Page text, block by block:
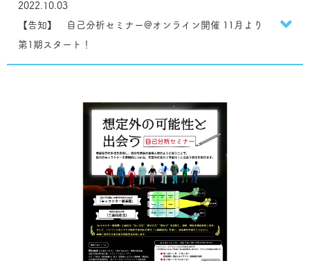
2022.10.03
【告知】 自己分析セミナー@オンライン開催 11月より
第1期スタート！